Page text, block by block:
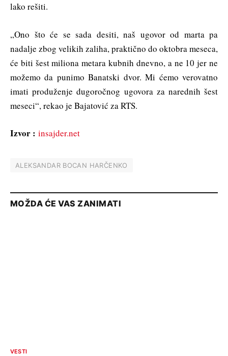
lako rešiti.
„Ono što će se sada desiti, naš ugovor od marta pa
nadalje zbog velikih zaliha, praktično do oktobra meseca,
će biti šest miliona metara kubnih dnevno, a ne 10 jer ne
možemo da punimo Banatski dvor. Mi ćemo verovatno
imati produženje dugoročnog ugovora za narednih šest
meseci“, rekao je Bajatović za RTS.
Izvor : insajder.net
ALEKSANDAR BOCAN HARČENKO
MOŽDA ĆE VAS ZANIMATI
VESTI